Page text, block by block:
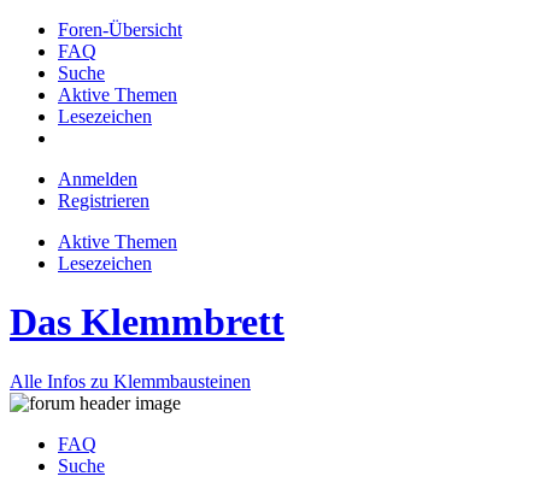
Foren-Übersicht
FAQ
Suche
Aktive Themen
Lesezeichen
Anmelden
Registrieren
Aktive Themen
Lesezeichen
Das Klemmbrett
Alle Infos zu Klemmbausteinen
FAQ
Suche